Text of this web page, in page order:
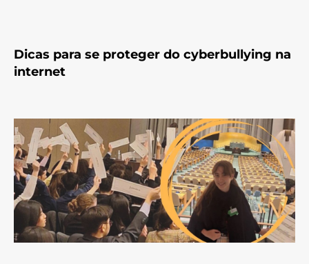
Dicas para se proteger do cyberbullying na
internet